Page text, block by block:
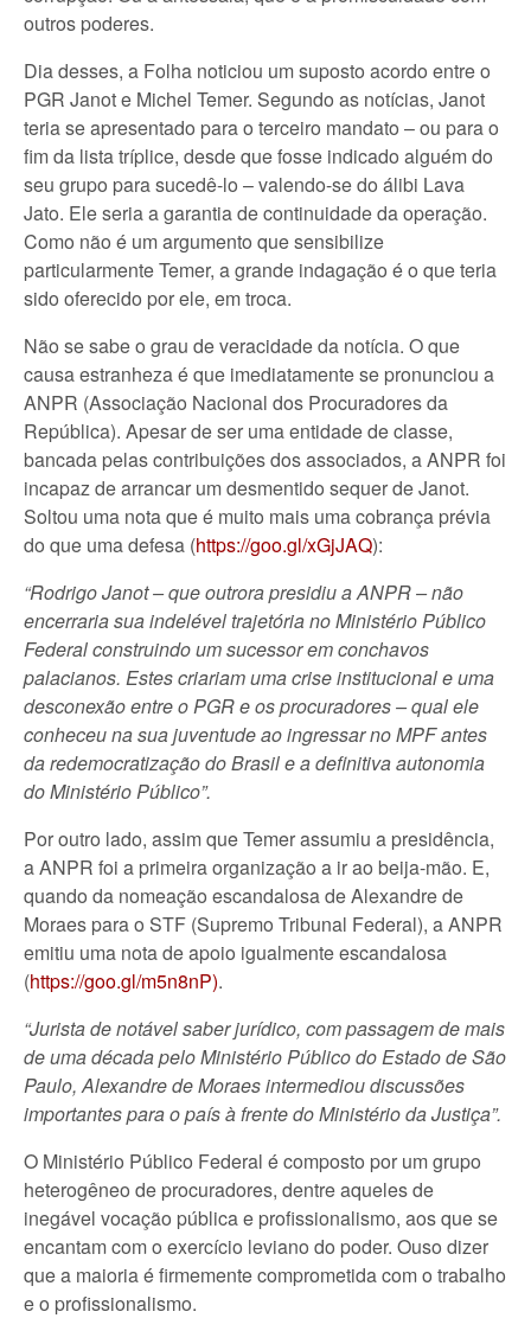
outros poderes.
Dia desses, a Folha noticiou um suposto acordo entre o
PGR Janot e Michel Temer. Segundo as notícias, Janot
teria se apresentado para o terceiro mandato – ou para o
fim da lista tríplice, desde que fosse indicado alguém do
seu grupo para sucedê-lo – valendo-se do álibi Lava
Jato. Ele seria a garantia de continuidade da operação.
Como não é um argumento que sensibilize
particularmente Temer, a grande indagação é o que teria
sido oferecido por ele, em troca.
Não se sabe o grau de veracidade da notícia. O que
causa estranheza é que imediatamente se pronunciou a
ANPR (Associação Nacional dos Procuradores da
República). Apesar de ser uma entidade de classe,
bancada pelas contribuições dos associados, a ANPR foi
incapaz de arrancar um desmentido sequer de Janot.
Soltou uma nota que é muito mais uma cobrança prévia
do que uma defesa (https://goo.gl/xGjJAQ):
“Rodrigo Janot – que outrora presidiu a ANPR – não
encerraria sua indelével trajetória no Ministério Público
Federal construindo um sucessor em conchavos
palacianos. Estes criariam uma crise institucional e uma
desconexão entre o PGR e os procuradores – qual ele
conheceu na sua juventude ao ingressar no MPF antes
da redemocratização do Brasil e a definitiva autonomia
do Ministério Público”.
Por outro lado, assim que Temer assumiu a presidência,
a ANPR foi a primeira organização a ir ao beija-mão. E,
quando da nomeação escandalosa de Alexandre de
Moraes para o STF (Supremo Tribunal Federal), a ANPR
emitiu uma nota de apoio igualmente escandalosa
(https://goo.gl/m5n8nP).
“Jurista de notável saber jurídico, com passagem de mais
de uma década pelo Ministério Público do Estado de São
Paulo, Alexandre de Moraes intermediou discussões
importantes para o país à frente do Ministério da Justiça”.
O Ministério Público Federal é composto por um grupo
heterogêneo de procuradores, dentre aqueles de
inegável vocação pública e profissionalismo, aos que se
encantam com o exercício leviano do poder. Ouso dizer
que a maioria é firmemente comprometida com o trabalho
e o profissionalismo.